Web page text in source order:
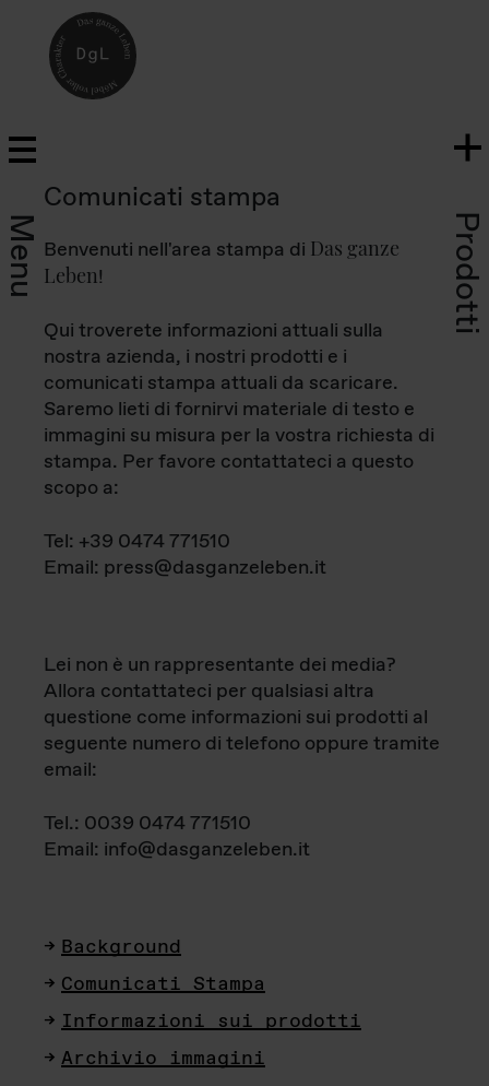
Menu Prodotti
Comunicati stampa
Benvenuti nell'area stampa di Das ganze
Leben!
Qui troverete informazioni attuali sulla
nostra azienda, i nostri prodotti e i
comunicati stampa attuali da scaricare.
Saremo lieti di fornirvi materiale di testo e
immagini su misura per la vostra richiesta di
stampa. Per favore contattateci a questo
scopo a:
Tel: +39 0474 771510
Email: press@dasganzeleben.it
Lei non è un rappresentante dei media?
Allora contattateci per qualsiasi altra
questione come informazioni sui prodotti al
seguente numero di telefono oppure tramite
email:
Tel.: 0039 0474 771510
Email: info@dasganzeleben.it
Background
Comunicati Stampa
Informazioni sui prodotti
Archivio immagini